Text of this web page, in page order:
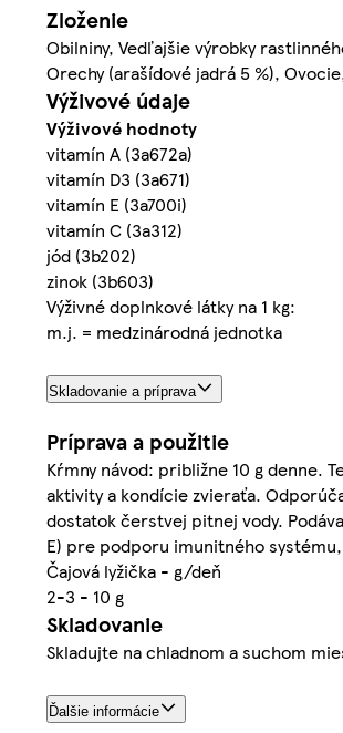
Zloženie
Obilniny, Vedľajšie výrobky
Orechy (arašídové jadrá 5 %),
Výživové údaje
Výživové hodnoty
vitamín A (3a672a)
vitamín D3 (3a671)
vitamín E (3a700i)
vitamín C (3a312)
jód (3b202)
zinok (3b603)
Výživné doplnkové látky na 1 kg:
m.j. = medzinárodná jednotka
Skladovanie a príprava
Príprava a použitie
Kŕmny návod: približne 10 g denne.
aktivity a kondície zvieraťa.
dostatok čerstvej pitnej vody.
E) pre podporu imunitného
Čajová lyžička - g/deň
2-3 - 10 g
Skladovanie
Skladujte na chladnom a suchom
Ďalšie informácie